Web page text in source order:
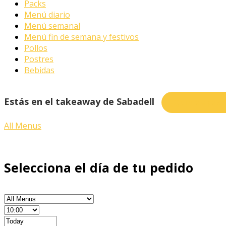
Packs
Menú diario
Menú semanal
Menú fin de semana y festivos
Pollos
Postres
Bebidas
Estás en el takeaway de Sabadell
All Menus
Selecciona el día de tu pedido